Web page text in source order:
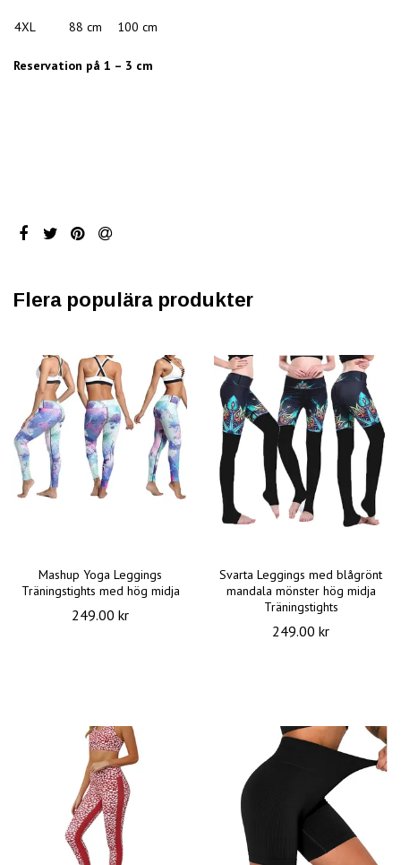
4XL 88 cm 100 cm
Reservation på 1 – 3 cm
Flera populära produkter
Mashup Yoga Leggings
Träningstights med hög midja
249.00 kr
Svarta Leggings med blågrönt
mandala mönster hög midja
Träningstights
249.00 kr